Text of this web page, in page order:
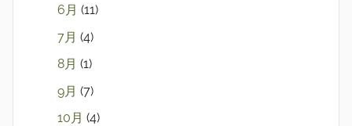
6月 (11)
7月 (4)
8月 (1)
9月 (7)
10月 (4)